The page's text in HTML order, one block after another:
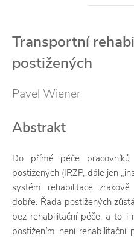
Transportní
postižených
Pavel Wiener
Abstrakt
Do přímé péče pracovníků
postižených (IRZP, dále jen
systém rehabilitace
dobře. Řada postižených
bez rehabilitační péče, a to i
postižením není rehabilitační